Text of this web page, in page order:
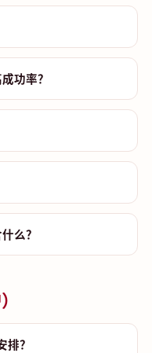
功率？
么？
？